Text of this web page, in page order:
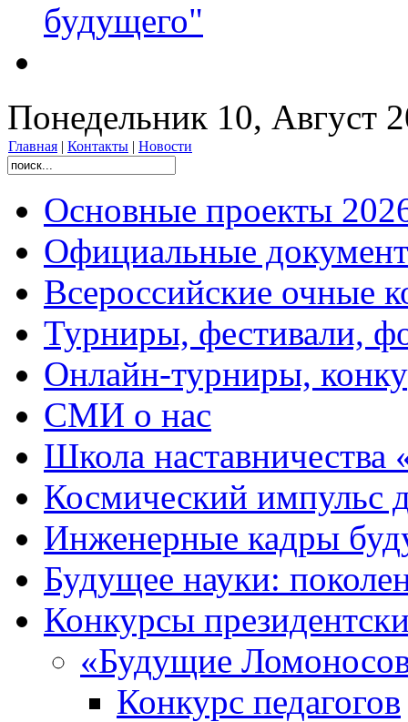
будущего"
Понедельник 10, Август
Главная | Контакты | Новости
Основные проекты
Официальные
Всероссийские очные
Турниры, фестивали,
Онлайн-турниры,
СМИ о нас
Школа
Космический импульс
Инженерные кадры
Будущее науки:
Конкурсы
«Будущие
Конкурс педагогов